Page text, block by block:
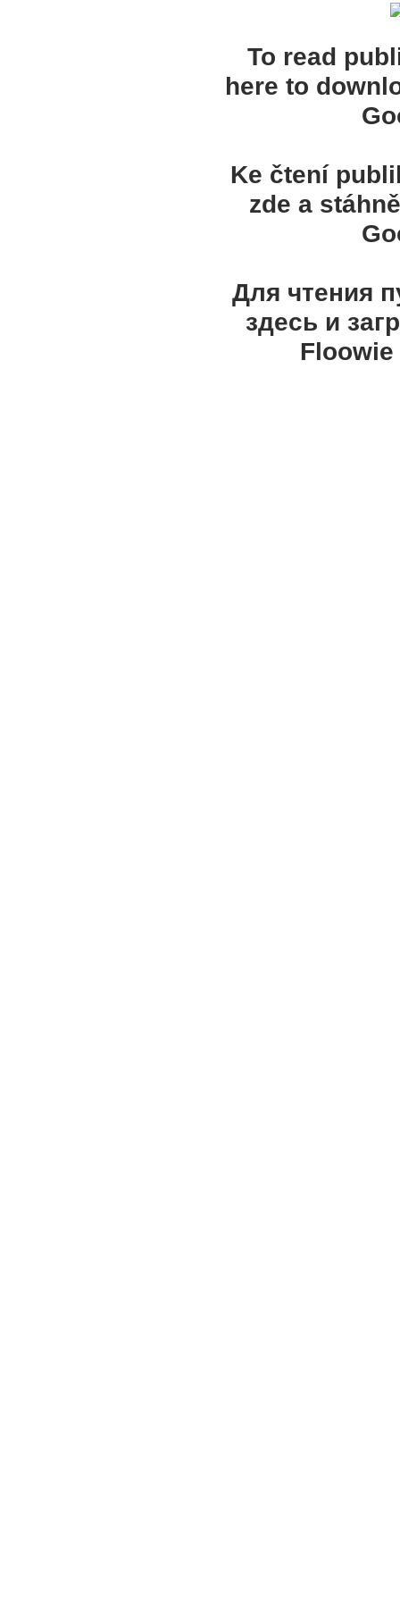
To read
here to
Ke čtení
zde a
Для чтения
здесь и
Floowie